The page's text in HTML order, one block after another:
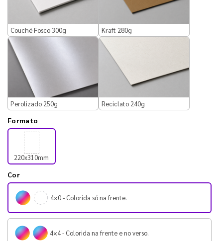
Couché Fosco 300g Kraft 280g
Perolizado 250g Reciclato 240g
Formato
220x310mm
Cor
4×0 - Colorida só na frente.
4×4 - Colorida na frente e no verso.